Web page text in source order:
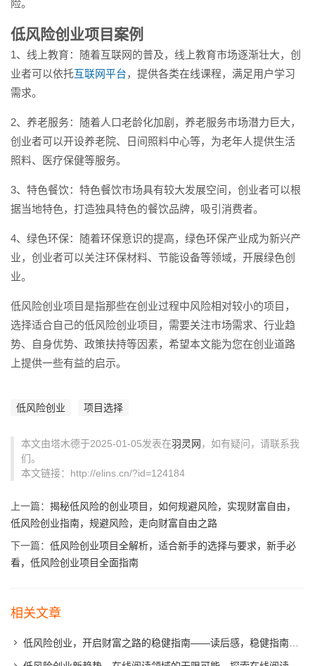
险。
低风险创业项目案例
1、线上教育：随着互联网的普及，线上教育市场逐渐壮大，创
业者可以依托互联网平台，提供各类在线课程，满足用户学习
需求。
2、养老服务：随着人口老龄化加剧，养老服务市场潜力巨大，
创业者可以开设养老院、日间照料中心等，为老年人提供生活
照料、医疗保健等服务。
3、特色餐饮：特色餐饮市场具有较大发展空间，创业者可以根
据当地特色，打造独具特色的餐饮品牌，吸引消费者。
4、绿色环保：随着环保意识的提高，绿色环保产业成为新兴产
业，创业者可以关注环保材料、节能设备等领域，开展绿色创
业。
低风险创业项目是指那些在创业过程中风险相对较小的项目，
选择适合自己的低风险创业项目，需要关注市场需求、行业趋
势、自身优势、政策扶持等因素，希望本文能为您在创业道路
上提供一些有益的启示。
低风险创业 项目选择
本文由塔木德于2025-01-05发表在羽灵网 ，如有疑问，请联系我
们。
本文链接：http://elins.cn/?id=124184
上一篇： 揭秘低风险的创业项目，如何规避风险，实现财富自由，
低风险创业指南，规避风险，走向财富自由之路
下一篇： 低风险创业项目全解析，适合新手的选择与要求，新手必
看，低风险创业项目全面指南
相关文章
低风险创业，开启财富之路的稳健指南——读后感，稳健指南，低风险创业，开启财富之门